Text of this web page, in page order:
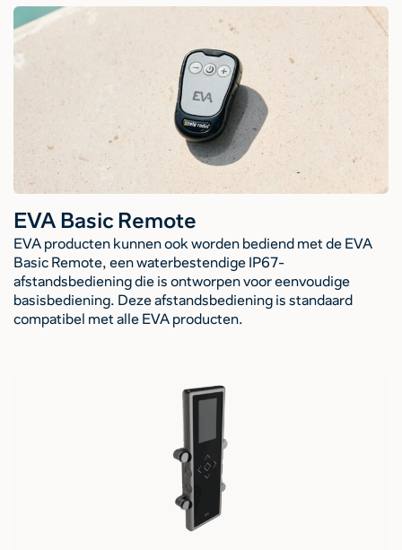
EVA Basic Remote
EVA producten kunnen ook worden bediend met de EVA
Basic Remote, een waterbestendige IP67-
afstandsbediening die is ontworpen voor eenvoudige
basisbediening. Deze afstandsbediening is standaard
compatibel met alle EVA producten.